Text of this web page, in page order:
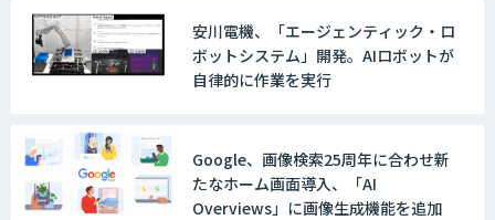
安川電機、「エージェンティック・ロ
ボットシステム」開発。AIロボットが
自律的に作業を実行
Google、画像検索25周年に合わせ新
たなホーム画面導入、「AI
Overviews」に画像生成機能を追加